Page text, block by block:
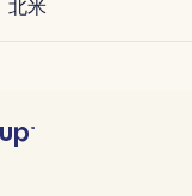
北米